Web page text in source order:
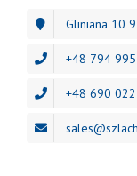
Gliniana 10
+48 794
+48 690